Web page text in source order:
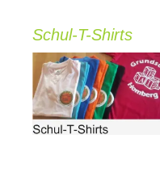
Schul-T-Shirts